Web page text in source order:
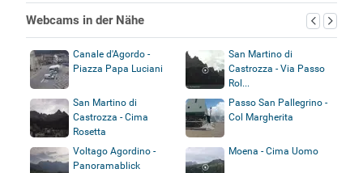
Webcams in der Nähe
Canale d'Agordo -
Piazza Papa Luciani
San Martino di
Castrozza - Via Passo
Rol...
San Martino di
Castrozza - Cima
Rosetta
Passo San Pallegrino -
Col Margherita
Voltago Agordino -
Panoramablick
Moena - Cima Uomo